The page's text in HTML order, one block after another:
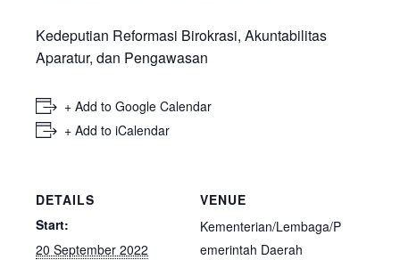
Kedeputian Reformasi Birokrasi, Akuntabilitas
Aparatur, dan Pengawasan
+ Add to Google Calendar
+ Add to iCalendar
DETAILS
Start:
20 September 2022
VENUE
Kementerian/Lembaga/P
emerintah Daerah